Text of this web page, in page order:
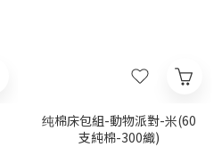
纯棉床包組-動物派對-米(60
支純棉-300織)